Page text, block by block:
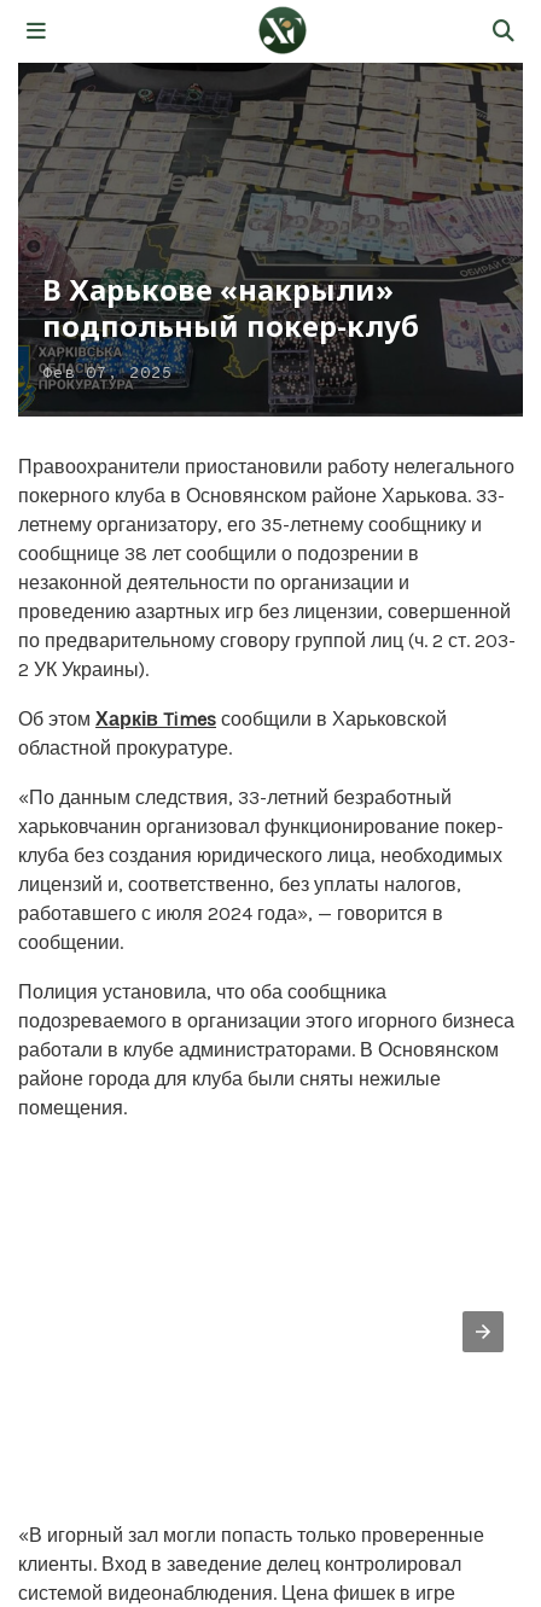
В Харькове «накрыли»
подпольный покер-клуб
Фев 07, 2025
Правоохранители приостановили работу нелегального
покерного клуба в Основянском районе Харькова. 33-
летнему организатору, его 35-летнему сообщнику и
сообщнице 38 лет сообщили о подозрении в
незаконной деятельности по организации и
проведению азартных игр без лицензии, совершенной
по предварительному сговору группой лиц (ч. 2 ст. 203-
2 УК Украины).
Об этом Харків Times сообщили в Харьковской
областной прокуратуре.
«По данным следствия, 33-летний безработный
харьковчанин организовал функционирование покер-
клуба без создания юридического лица, необходимых
лицензий и, соответственно, без уплаты налогов,
работавшего с июля 2024 года», — говорится в
сообщении.
Полиция установила, что оба сообщника
подозреваемого в организации этого игорного бизнеса
работали в клубе администраторами. В Основянском
районе города для клуба были сняты нежилые
помещения.
«В игорный зал могли попасть только проверенные
клиенты. Вход в заведение делец контролировал
системой видеонаблюдения. Цена фишек в игре